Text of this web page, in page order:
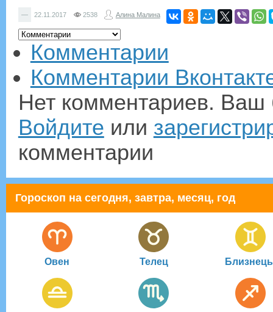
— 22.11.2017 2538 Алина Малина
Комментарии
Комментарии
Нет комментариев. Ваш
Войдите или
комментарии
Гороскоп на сегодня, завтра, месяц, год
Овен Телец